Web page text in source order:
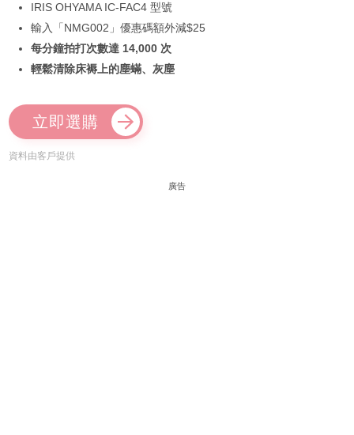
IRIS OHYAMA IC-FAC4 型號
輸入「NMG002」優惠碼額外減$25
每分鐘拍打次數達 14,000 次
輕鬆清除床褥上的塵蟎、灰塵
立即選購
資料由客戶提供
廣告